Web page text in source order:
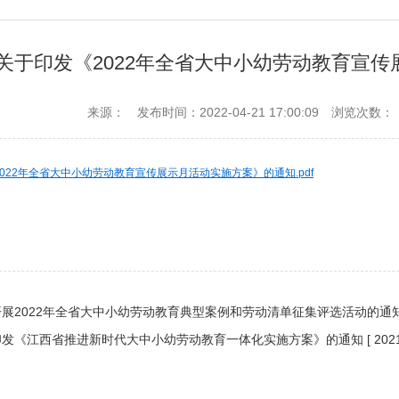
于印发《2022年全省大中小幼劳动教育宣
来源： 发布时间：2022-04-21 17:00:09 浏览次数：
年全省大中小幼劳动教育宣传展示月活动实施方案》的通知.pdf
2022年全省大中小幼劳动教育典型案例和劳动清单征集评选活动的通
《江西省推进新时代大中小幼劳动教育一体化实施方案》的通知 [